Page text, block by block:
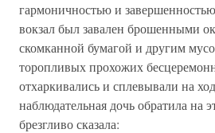
гармоничностью и
вокзал был завален брошенными
скомканной бумагой и другим
торопливых прохожих
отхаркивались и сплевывали на
наблюдательная дочь обратила на
брезгливо сказала: